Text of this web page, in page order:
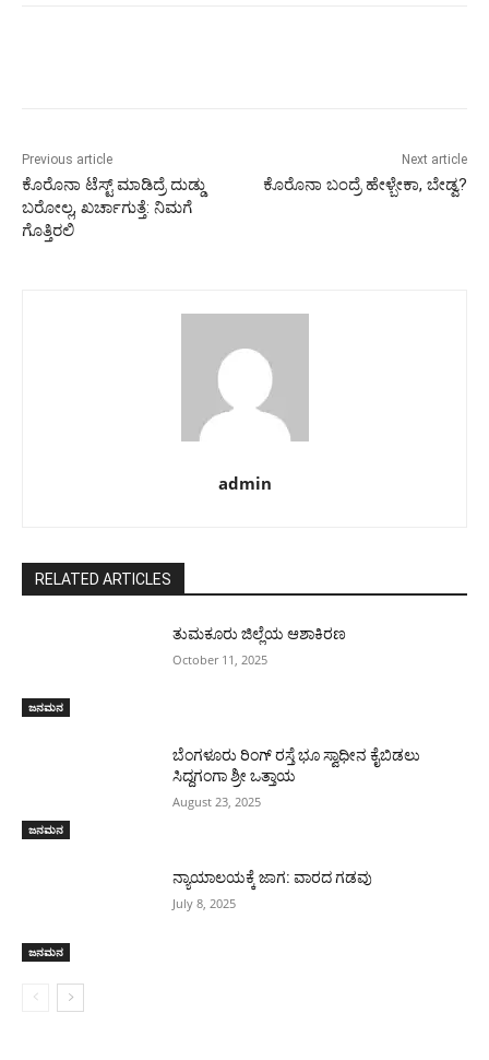
Previous article
ಕೊರೊ‌ನಾ ಟೆಸ್ಟ್ ಮಾಡಿದ್ರೆ ದುಡ್ಡು
ಬರೋಲ್ಲ, ಖರ್ಚಾಗುತ್ತೆ: ನಿಮಗೆ
ಗೊತ್ತಿರಲಿ
Next article
ಕೊರೊನಾ ಬಂದ್ರೆ ಹೇಳ್ಬೇಕಾ, ಬೇಡ್ವ?
admin
RELATED ARTICLES
ಜನಮನ
ತುಮಕೂರು ಜಿಲ್ಲೆಯ ಆಶಾಕಿರಣ
October 11, 2025
ಜನಮನ
ಬೆಂಗಳೂರು ರಿಂಗ್ ರಸ್ತೆ ಭೂ ಸ್ವಾಧೀನ ಕೈಬಿಡಲು
ಸಿದ್ದಗಂಗಾ ಶ್ರೀ ಒತ್ತಾಯ
August 23, 2025
ಜನಮನ
ನ್ಯಾಯಾಲಯಕ್ಕೆ ಜಾಗ: ವಾರದ ಗಡವು
July 8, 2025